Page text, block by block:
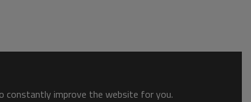
constantly improve the website for you.